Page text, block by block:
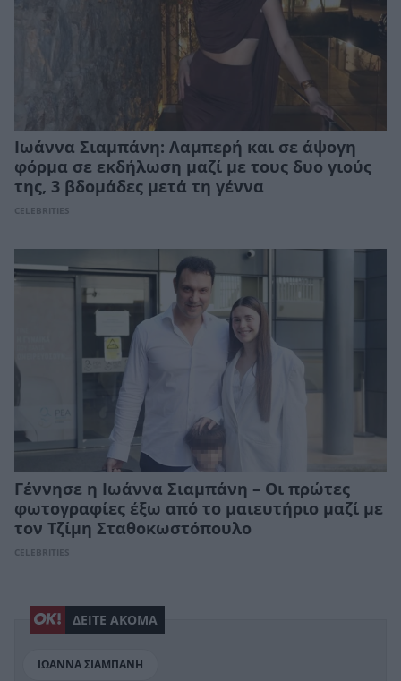
Ιωάννα Σιαμπάνη: Λαμπερή και σε άψογη
φόρμα σε εκδήλωση μαζί με τους δυο γιούς
της, 3 βδομάδες μετά τη γέννα
CELEBRITIES
Γέννησε η Ιωάννα Σιαμπάνη – Οι πρώτες
φωτογραφίες έξω από το μαιευτήριο μαζί με
τον Τζίμη Σταθοκωστόπουλο
CELEBRITIES
ΔΕΙΤΕ ΑΚΟΜΑ
ΙΩΑΝΝΑ ΣΙΑΜΠΑΝΗ